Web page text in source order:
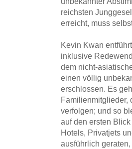
reichsten
erreicht, muss
Kevin Kwan
inklusive
dem nicht-
einen völlig
erschlossen. Es
Familienmitglieder,
verfolgen; und so
auf den ersten
Hotels, Privatjets
ausführlich